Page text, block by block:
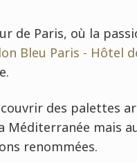
de Paris, où la
Bleu Paris - Hôtel
des palettes
mais
renommées.